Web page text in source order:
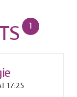
1
17:25